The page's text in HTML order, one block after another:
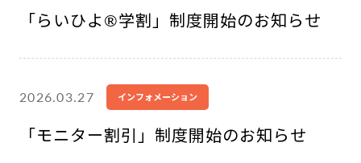
「らいひよ®︎学割」制度開始のお知らせ
2026.03.27 インフォメーション
「モニター割引」制度開始のお知らせ